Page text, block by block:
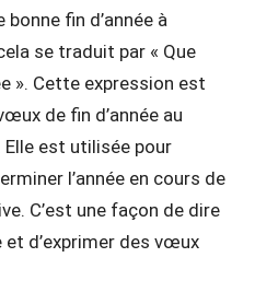
fin d’année à
se traduit par « Que
». Cette expression est
de fin d’année au
Elle est utilisée pour
l’année en cours de
C’est une façon de dire
et d’exprimer des vœux